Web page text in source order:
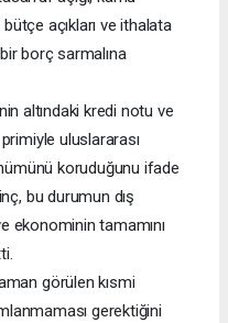
açıkları ve ithalata
bir borç sarmalına
altındaki kredi notu ve
uluslararası
koruduğunu ifade
bu durumun dış
ekonominin tamamını
görülen kısmi
gerektiğini